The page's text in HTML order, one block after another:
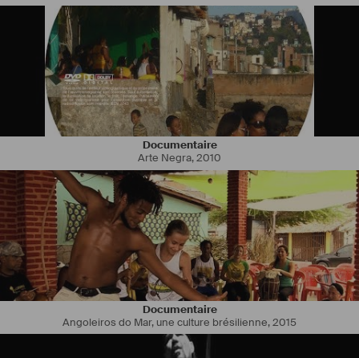
Documentaire
Arte Negra,2010
Documentaire
Angoleiros do Mar, une culture brésilienne,2015